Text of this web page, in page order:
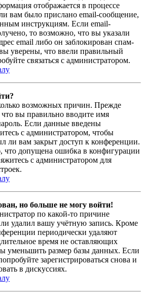
отображается в процессе
вам было прислано email-сообщение,
инструкциям. Если email-
то возможно, что вы указали
email либо он заблокирован спам-
уверены, что ввели правильный
связаться с администратором.
возможных причин. Прежде
что вы правильно вводите имя
Если данные введены
с администратором, чтобы
ли вам закрыт доступ к конференции.
что допущена ошибка в конфигурации
с администратором для
но больше не могу войти!
по какой-то причине
удалил вашу учётную запись. Кроме
периодически удаляют
время не оставляющих
уменьшить размер базы данных. Если
зарегистрироваться снова и
в дискуссиях.